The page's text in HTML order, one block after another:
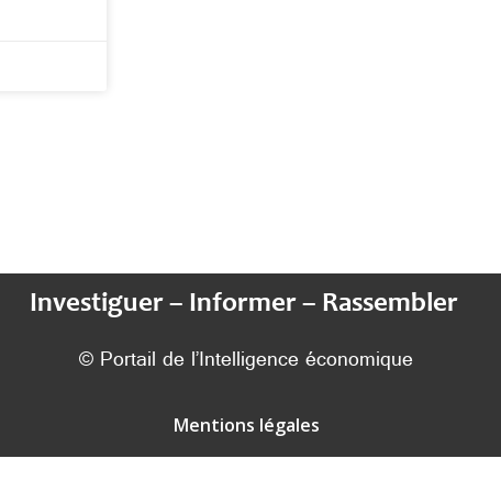
Investiguer – Informer – Rassembler
© Portail de l’Intelligence économique
Mentions légales